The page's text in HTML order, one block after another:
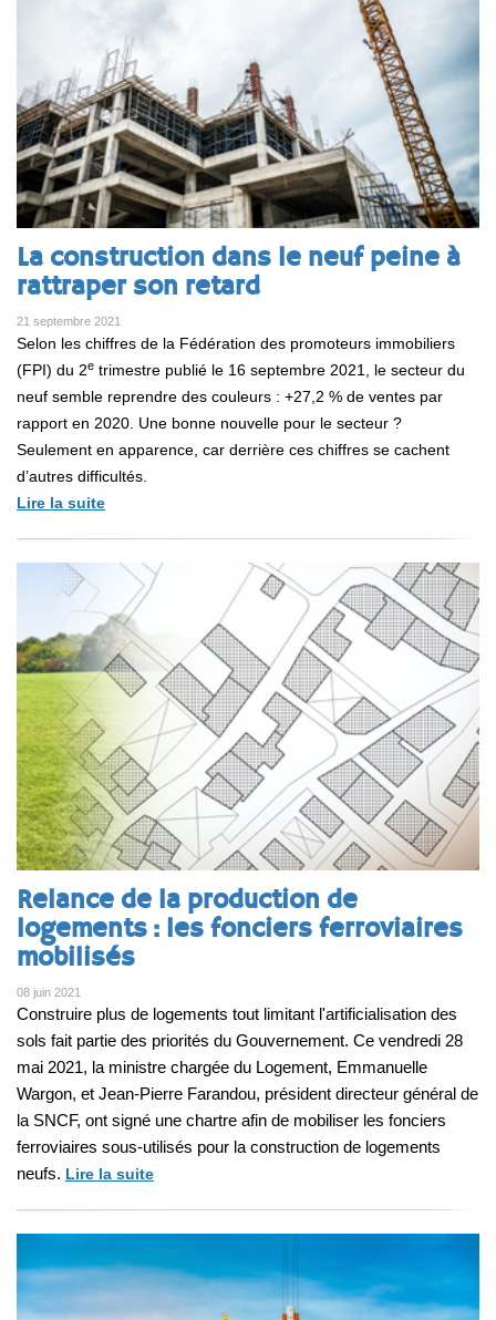
La construction dans le neuf peine à
rattraper son retard
21 septembre 2021
Selon les chiffres de la Fédération des promoteurs immobiliers
(FPI) du 2e trimestre publié le 16 septembre 2021, le secteur du
neuf semble reprendre des couleurs : +27,2 % de ventes par
rapport en 2020. Une bonne nouvelle pour le secteur ?
Seulement en apparence, car derrière ces chiffres se cachent
d’autres difficultés.
Lire la suite
Relance de la production de
logements : les fonciers ferroviaires
mobilisés
08 juin 2021
Construire plus de logements tout limitant l'artificialisation des
sols fait partie des priorités du Gouvernement. Ce vendredi 28
mai 2021, la ministre chargée du Logement, Emmanuelle
Wargon, et Jean-Pierre Farandou, président directeur général de
la SNCF, ont signé une chartre afin de mobiliser les fonciers
ferroviaires sous-utilisés pour la construction de logements
neufs. Lire la suite